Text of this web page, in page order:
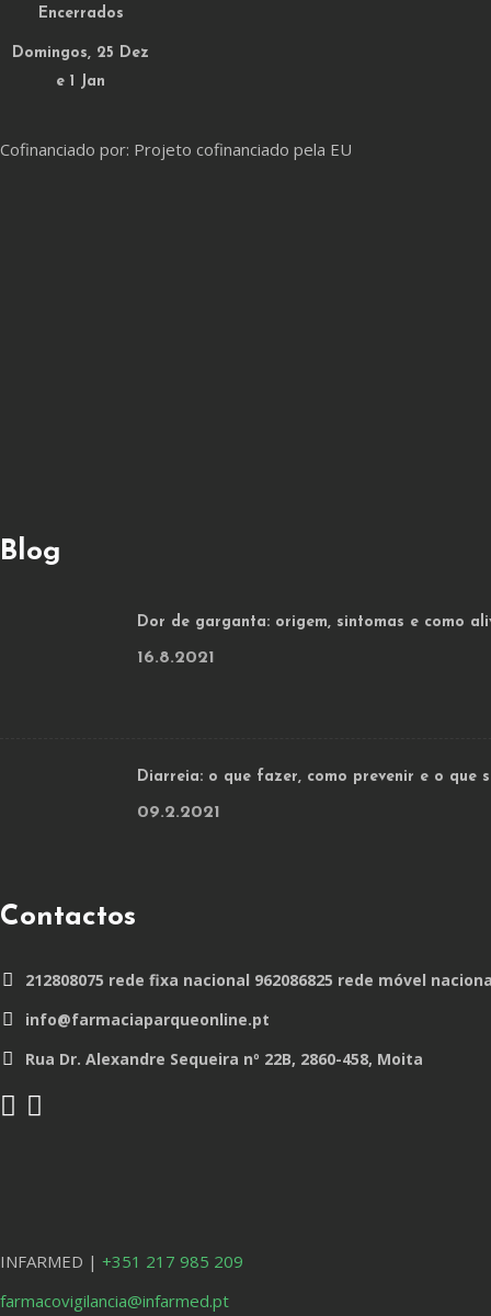
Encerrados
Domingos, 25 Dez
e 1 Jan
Cofinanciado por: Projeto cofinanciado pela EU
Blog
Dor de garganta: origem, sintomas e como
16.8.2021
Diarreia: o que fazer, como prevenir e o que
09.2.2021
Contactos
212808075 rede fixa nacional 962086825 rede móvel
info@farmaciaparqueonline.pt
Rua Dr. Alexandre Sequeira nº 22B, 2860-458, Moita
INFARMED | +351 217 985 209
farmacovigilancia@infarmed.pt